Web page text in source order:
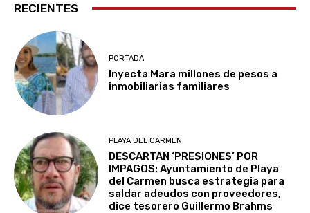
RECIENTES
PORTADA
Inyecta Mara millones de pesos a
inmobiliarias familiares
PLAYA DEL CARMEN
DESCARTAN ‘PRESIONES’ POR
IMPAGOS: Ayuntamiento de Playa
del Carmen busca estrategia para
saldar adeudos con proveedores,
dice tesorero Guillermo Brahms